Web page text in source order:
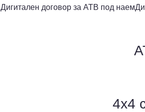
Дигитален договор за АТВ под наем
4х4